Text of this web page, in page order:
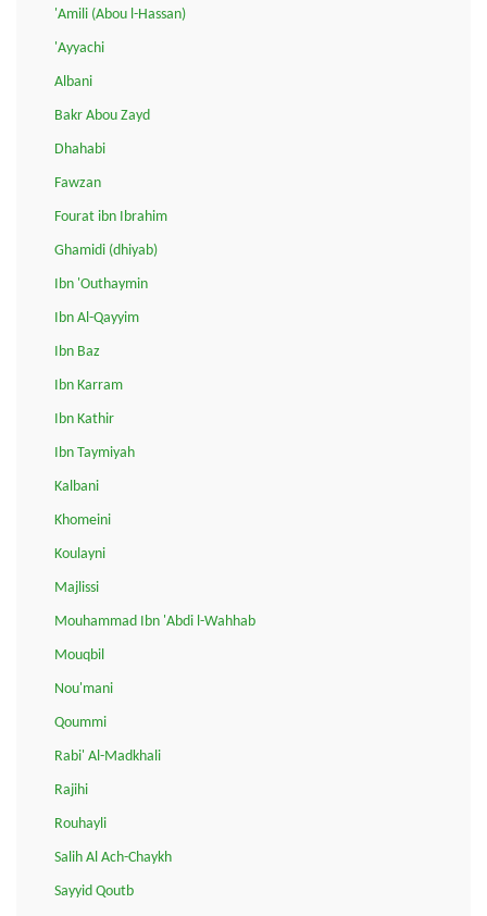
'Amili (Abou l-Hassan)
'Ayyachi
Albani
Bakr Abou Zayd
Dhahabi
Fawzan
Fourat ibn Ibrahim
Ghamidi (dhiyab)
Ibn 'Outhaymin
Ibn Al-Qayyim
Ibn Baz
Ibn Karram
Ibn Kathir
Ibn Taymiyah
Kalbani
Khomeini
Koulayni
Majlissi
Mouhammad Ibn 'Abdi l-Wahhab
Mouqbil
Nou'mani
Qoummi
Rabi' Al-Madkhali
Rajihi
Rouhayli
Salih Al Ach-Chaykh
Sayyid Qoutb